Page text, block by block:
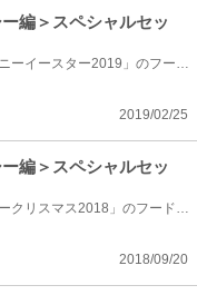
編＞スペシャルセッ
東京ディズニーシーで2019年3月26日（火）から発売される「ディズニーイースター2019」のフードメニュー...
2019/02/25
編＞スペシャルセッ
東京ディズニーシーで2018年11月1日（木）に発売される「ディズニークリスマス2018」のフードメニューを...
2018/09/20